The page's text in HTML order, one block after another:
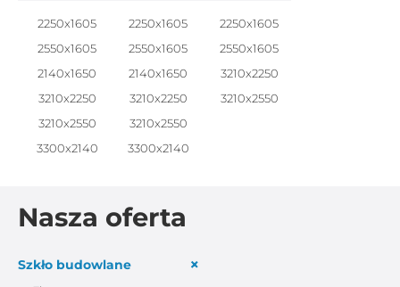
Nasza oferta
Szkło budowlane +
2250x1605
2550x1605
2140x1650
3210x2250
3210x2550
3300x2140
2250x1605
2550x1605
2140x1650
3210x2250
3210x2550
3300x2140
2250x1605
2550x1605
3210x2250
3210x2550